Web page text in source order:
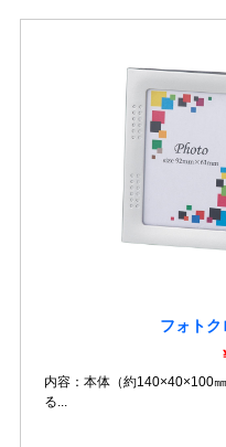
フォトク
内容：本体（約140×40×100
る...